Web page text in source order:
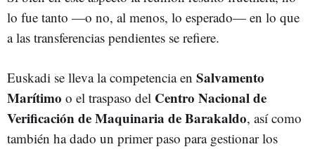
lo fue tanto —o no, al menos, lo esperado— en lo que
a las transferencias pendientes se refiere.
Euskadi se lleva la competencia en Salvamento
Marítimo o el traspaso del Centro Nacional de
Verificación de Maquinaria de Barakaldo, así como
también ha dado un primer paso para gestionar los